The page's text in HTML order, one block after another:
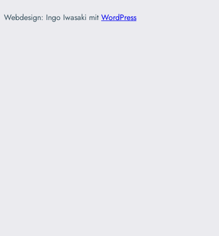
Webdesign: Ingo Iwasaki mit WordPress